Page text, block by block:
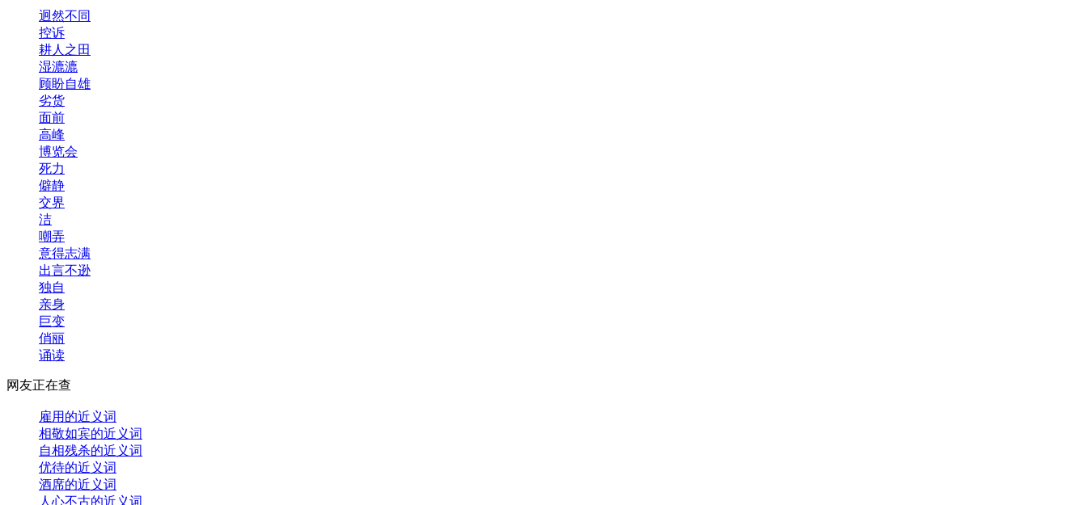
迥然不同
控诉
耕人之田
湿漉漉
顾盼自雄
劣货
面前
高峰
博览会
死力
僻静
交界
洁
嘲弄
意得志满
出言不逊
独自
亲身
巨变
俏丽
诵读
网友正在查
雇用的近义词
相敬如宾的近义词
自相残杀的近义词
优待的近义词
酒席的近义词
人心不古的近义词